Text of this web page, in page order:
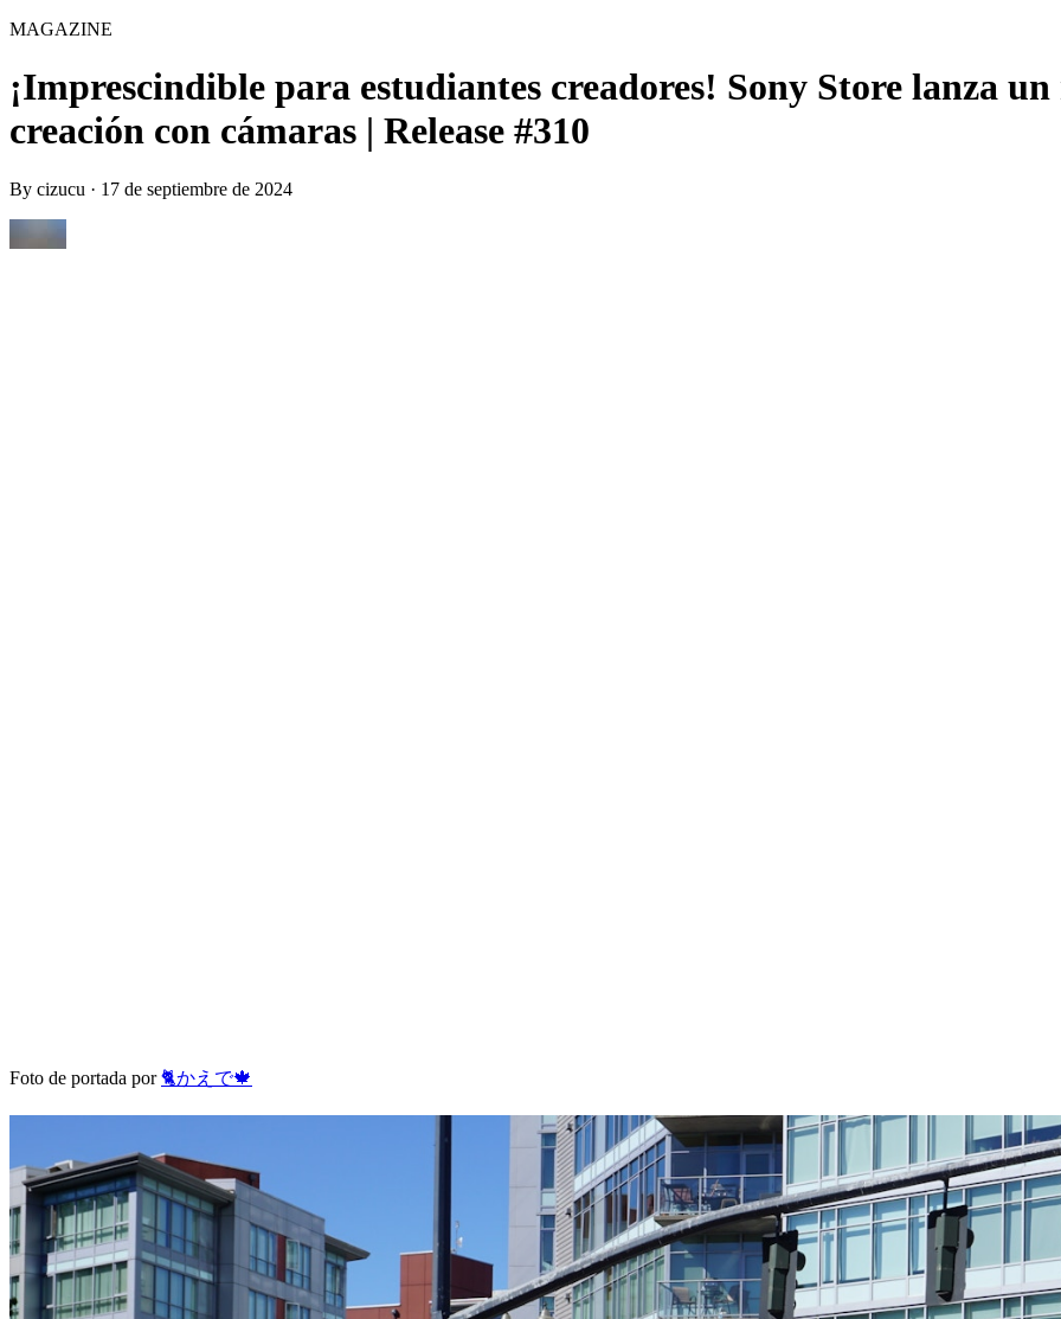
MAGAZINE
¡Imprescindible para estudiantes creadores! Sony Store lanza
creación con cámaras | Release #310
By cizucu · 17 de septiembre de 2024
Foto de portada por🐈かえで🍁